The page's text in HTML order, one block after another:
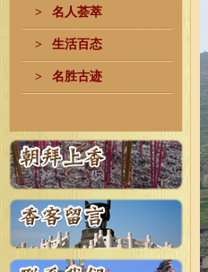
> 名人荟萃
> 生活百态
> 名胜古迹